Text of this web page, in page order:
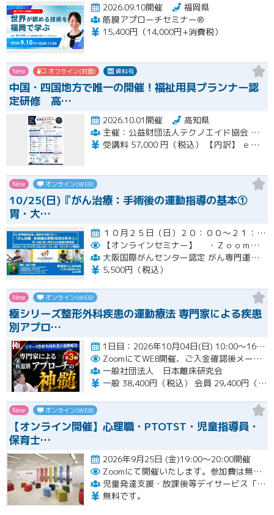
2026.09.10開催
福岡県
筋膜アプローチセミナー®
15,400円（14,000円+消費税）
New オフライン(対面) 資料有
中国・四国地方で唯一の開催！福祉用具プランナー認
定研修 高…
2026.10.01開催
高知県
主催：公益財団法人テクノエイド協会 集合研修会場期間：一般社団法人ナチュラルハートフルケアネットワーク
受講料 57,000 円（税込） 【内訳】 ｅラーニング受講料・テキスト代 21,000 円（税込） 集合講習受講料 36,000 円（税込） ※インターネットに係る通信料（回線料）は、受講料には含まれません。
New オンライン(WEB)
10/25(日)『がん治療：手術後の運動指導の基本①
胃・大…
１０月２５日（日）２０：００～２１：３０開催
【オンラインセミナー】
・Ｚｏｏｍにて開催。事前にＵＲＬをメールにてお知らせします。
大阪国際がんセンター認定 がん専門運動指導士 事務局（ルネサンス運動支援センター内）
5,500円（税込）
New オンライン(WEB)
極シリーズ整形外科疾患の運動療法 専門家による疾患
別アプロ…
1日目：2026年10月04日(日) 10:00〜16:00 2日目：2026年10月25日(日) 10:00〜16…開催
ZoomにてWEB開催、ご入金確認後メールにてURLをお知らせいたします。
一般社団法人 日本離床研究会
一般 38,400円（税込） 会員 29,400円（税込）
New オンライン(WEB)
【オンライン開催】心理職・PTOTST・児童指導員・
保育士…
2026年9月25日 (金)19:00～20:00開催
Zoomにて開催いたします。参加費は無料です。
児童発達支援・放課後等デイサービス「LITALICOジュニア」
無料です。